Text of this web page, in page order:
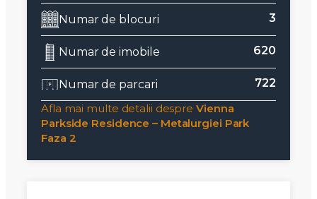
Numar de blocuri 3
Numar de imobile 620
Numar de parcari
722
Afla mai multe detalii despre Vienna
Parkside Residence – Metalurgiei Park
Faza 2